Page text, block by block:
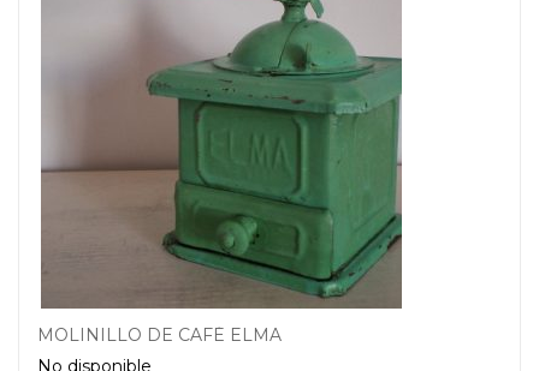
MOLINILLO DE CAFÉ ELMA
No disponible